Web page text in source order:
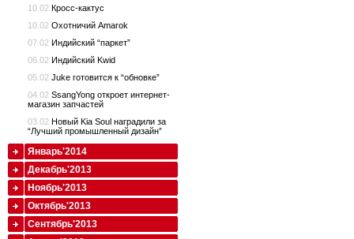
10.02 Кросс-кактус
10.02 Охотничий Amarok
07.02 Индийский “паркет”
06.02 Индийский Kwid
05.02 Juke готовится к “обновке”
04.02 SsangYong откроет интернет-
магазин запчастей
03.02 Новый Kia Soul наградили за
“Лучший промышленный дизайн”
Январь'2014
Декабрь'2013
Ноябрь'2013
Октябрь'2013
Сентябрь'2013